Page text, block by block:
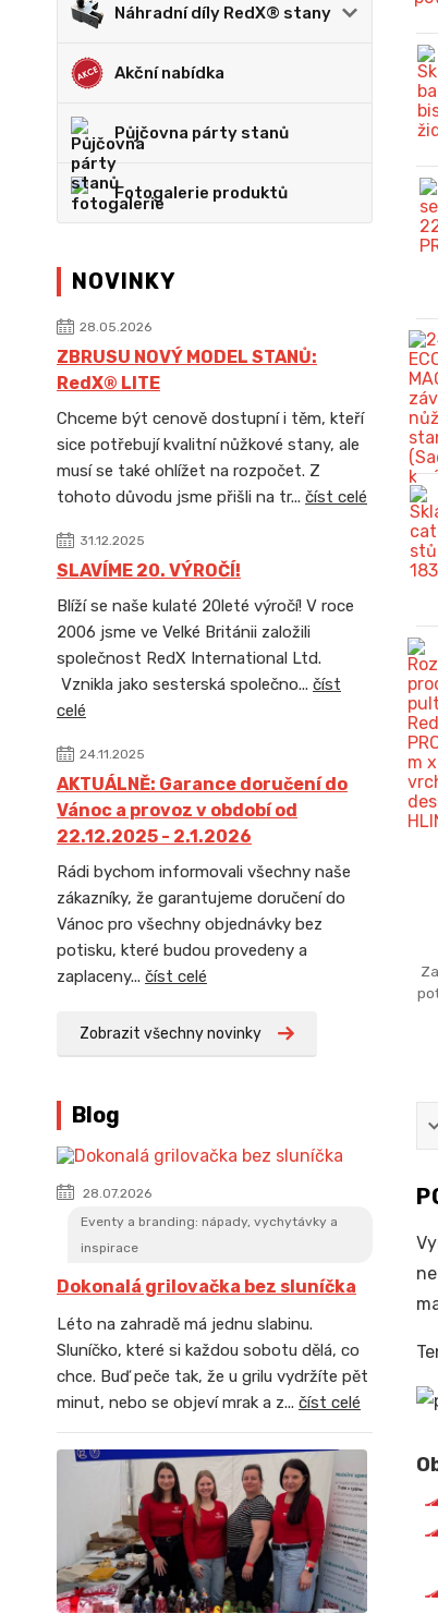
Náhradní díly RedX® stany
Akční nabídka
Půjčovna párty stanů
Fotogalerie produktů
NOVINKY
28.05.2026
ZBRUSU NOVÝ MODEL STANŮ:
RedX® LITE
Chceme být cenově dostupní i těm, kteří
sice potřebují kvalitní nůžkové stany, ale
musí se také ohlížet na rozpočet. Z
tohoto důvodu jsme přišli na tr... číst celé
31.12.2025
SLAVÍME 20. VÝROČÍ!
Blíží se naše kulaté 20leté výročí! V roce
2006 jsme ve Velké Británii založili
společnost RedX International Ltd.
Vznikla jako sesterská společno... číst
celé
24.11.2025
AKTUÁLNĚ: Garance doručení do
Vánoc a provoz v období od
22.12.2025 - 2.1.2026
Rádi bychom informovali všechny naše
zákazníky, že garantujeme doručení do
Vánoc pro všechny objednávky bez
potisku, které budou provedeny a
zaplaceny... číst celé
Zobrazit všechny novinky
Blog
28.07.2026
Eventy a branding: nápady, vychytávky a
inspirace
Dokonalá grilovačka bez sluníčka
Léto na zahradě má jednu slabinu.
Sluníčko, které si každou sobotu dělá, co
chce. Buď peče tak, že u grilu vydržíte pět
minut, nebo se objeví mrak a z... číst celé